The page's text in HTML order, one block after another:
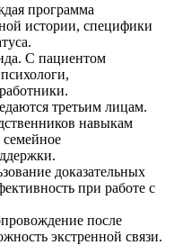
программа
истории, специфики
С пациентом
третьим лицам.
навыкам
семейное
доказательных
при работе с
после
экстренной связи.